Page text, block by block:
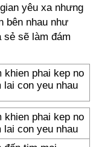
yêu xa nhưng
bên nhau như
sẻ sẽ làm đám